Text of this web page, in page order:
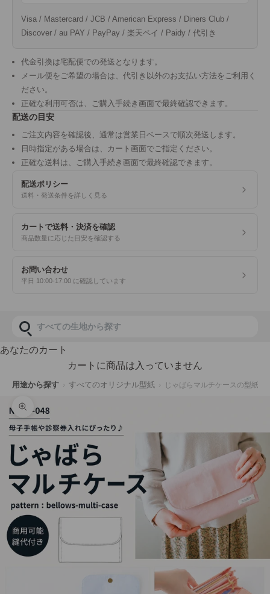
Visa / Mastercard / JCB / American Express / Diners Club /
Discover / au PAY / PayPay / 楽天ペイ / Paidy / 代引き
代金引換は宅配便での発送となります。
メール便をご希望の場合は、代引き以外のお支払い方法をご利用く
ださい。
正確な利用可否は、ご購入手続き画面で最終確認できます。
配送の目安
ご注文内容を確認後、通常は営業日ベースで順次発送します。
日時指定がある場合は、カート画面でご指定ください。
正確な送料は、ご購入手続き画面で最終確認できます。
配送ポリシー
送料・発送条件を詳しく見る
カートで送料・決済を確認
商品数量に応じた目安を確認する
お問い合わせ
平日 10:00-17:00 に確認しています
商品検索
あなたのカート
カートに商品は入っていません
用途から探す すべてのオリジナル型紙 じゃばらマルチケースの型紙
ズームイン